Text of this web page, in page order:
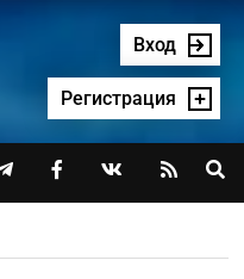
Вход
Регистрация
  